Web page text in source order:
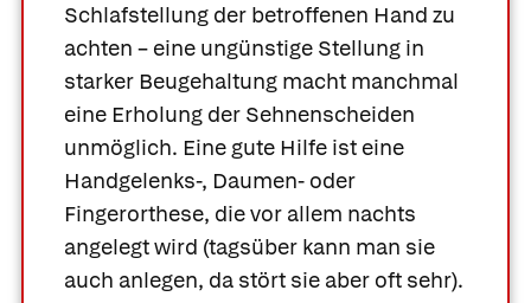
Schlafstellung der betroffenen Hand zu
achten – eine ungünstige Stellung in
starker Beugehaltung macht manchmal
eine Erholung der Sehnenscheiden
unmöglich. Eine gute Hilfe ist eine
Handgelenks-, Daumen- oder
Fingerorthese, die vor allem nachts
angelegt wird (tagsüber kann man sie
auch anlegen, da stört sie aber oft sehr).